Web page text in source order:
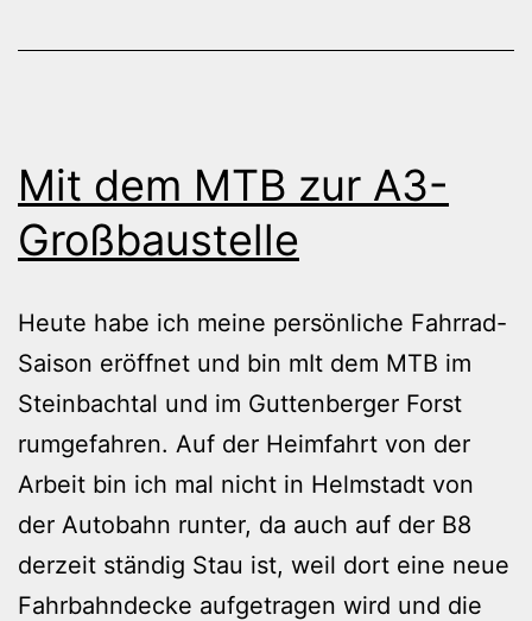
Mit dem MTB zur A3-
Großbaustelle
Heute habe ich meine persönliche Fahrrad-
Saison eröffnet und bin mIt dem MTB im
Steinbachtal und im Guttenberger Forst
rumgefahren. Auf der Heimfahrt von der
Arbeit bin ich mal nicht in Helmstadt von
der Autobahn runter, da auch auf der B8
derzeit ständig Stau ist, weil dort eine neue
Fahrbahndecke aufgetragen wird und die